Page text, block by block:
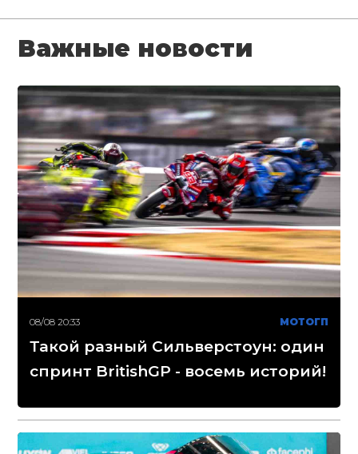
Важные новости
08/08 20:33 МОТОГП
Такой разный Сильверстоун: один
спринт BritishGP - восемь историй!